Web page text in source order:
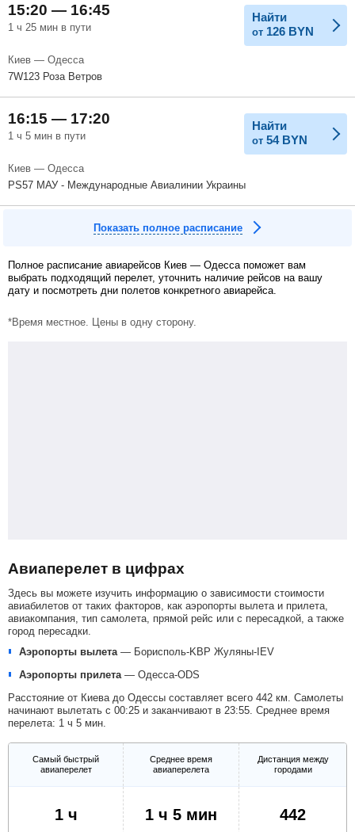
15:20 — 16:45
1 ч 25 мин в пути
Найти
от 126 BYN
Киев — Одесса
7W123 Роза Ветров
16:15 — 17:20
1 ч 5 мин в пути
Найти
от 54 BYN
Киев — Одесса
PS57 МАУ - Международные Авиалинии Украины
Показать полное расписание
Полное расписание авиарейсов Киев — Одесса поможет вам
выбрать подходящий перелет, уточнить наличие рейсов на вашу
дату и посмотреть дни полетов конкретного авиарейса.
*Время местное. Цены в одну сторону.
Авиаперелет в цифрах
Здесь вы можете изучить информацию о зависимости стоимости
авиабилетов от таких факторов, как аэропорты вылета и прилета,
авиакомпания, тип самолета, прямой рейс или с пересадкой, а также
город пересадки.
Аэропорты вылета — Борисполь-KBP Жуляны-IEV
Аэропорты прилета — Одесса-ODS
Расстояние от Киева до Одессы составляет всего 442 км. Самолеты
начинают вылетать с 00:25 и заканчивают в 23:55. Среднее время
перелета: 1 ч 5 мин.
Самый быстрый
авиаперелет
Среднее время
авиаперелета
Дистанция между
городами
1 ч 1 ч 5 мин 442